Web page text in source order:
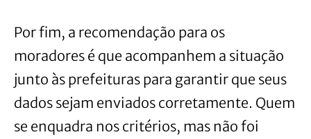
Por fim, a recomendação para os
moradores é que acompanhem a situação
junto às prefeituras para garantir que seus
dados sejam enviados corretamente. Quem
se enquadra nos critérios, mas não foi